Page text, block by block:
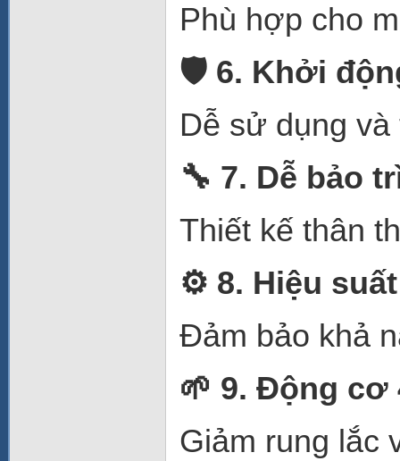
Phù hợp cho
🛡 6. Khởi
Dễ sử dụng
🔧 7. Dễ bảo
Thiết kế thân
⚙️ 8. Hiệu
Đảm bảo khả
🌱 9. Động cơ
Giảm rung lắc